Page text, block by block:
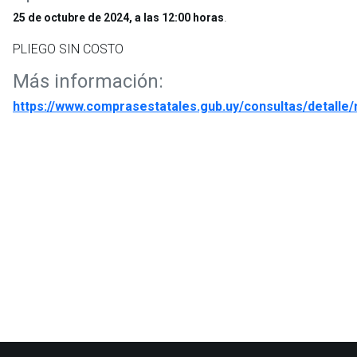
25 de octubre de 2024, a las 12:00 horas.
PLIEGO SIN COSTO
Más información:
https://www.comprasestatales.gub.uy/consultas/